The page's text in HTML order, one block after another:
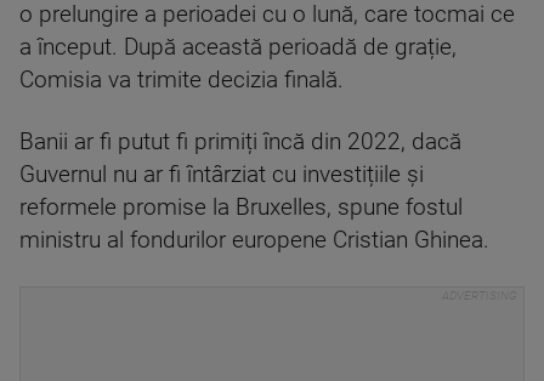
o prelungire a perioadei cu o lună, care tocmai ce
a început. După această perioadă de grație,
Comisia va trimite decizia finală.
Banii ar fi putut fi primiți încă din 2022, dacă
Guvernul nu ar fi întârziat cu investițiile și
reformele promise la Bruxelles, spune fostul
ministru al fondurilor europene Cristian Ghinea.